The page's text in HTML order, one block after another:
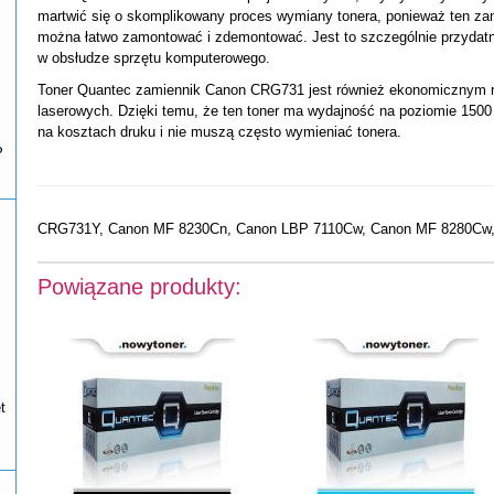
martwić się o skomplikowany proces wymiany tonera, ponieważ ten
można łatwo zamontować i zdemontować. Jest to szczególnie
w obsłudze sprzętu komputerowego.
Toner Quantec zamiennik Canon CRG731 jest również
laserowych. Dzięki temu, że ten toner ma wydajność na poziomie
na kosztach druku i nie muszą często wymieniać tonera.
CRG731Y, Canon MF 8230Cn, Canon LBP 7110Cw, Canon MF
Powiązane produkty: